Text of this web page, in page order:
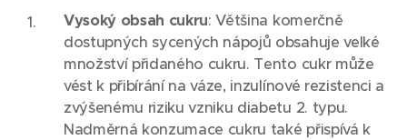
Vysoký obsah cukru: Většina komerčně
dostupných sycených nápojů obsahuje velké
množství přidaného cukru. Tento cukr může
vést k přibírání na váze, inzulínové rezistenci a
zvýšenému riziku vzniku diabetu 2. typu.
Nadměrná konzumace cukru také přispívá k